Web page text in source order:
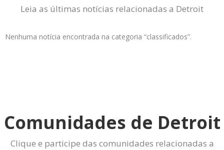
Leia as últimas notícias relacionadas a Detroit
Nenhuma notícia encontrada na categoria “classificados”.
Comunidades de Detroit
Clique e participe das comunidades relacionadas a